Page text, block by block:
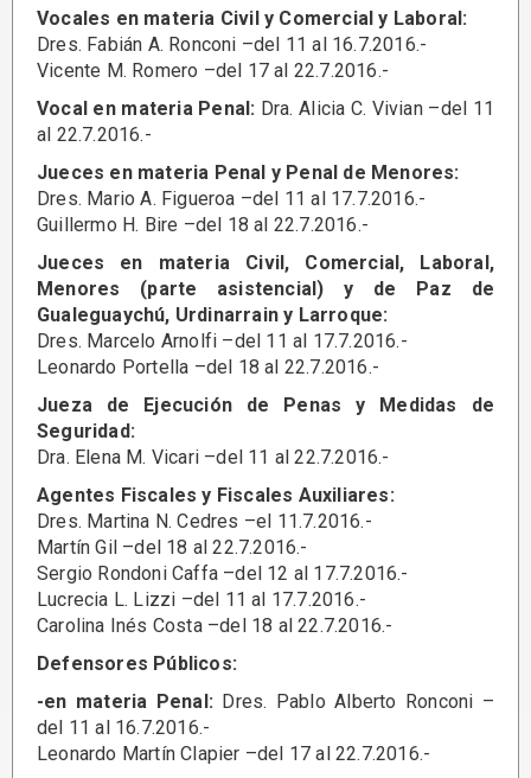
Vocales en materia Civil y Comercial y Laboral:
Dres. Fabián A. Ronconi –del 11 al 16.7.2016.-
Vicente M. Romero –del 17 al 22.7.2016.-
Vocal en materia Penal: Dra. Alicia C. Vivian –del 11
al 22.7.2016.-
Jueces en materia Penal y Penal de Menores:
Dres. Mario A. Figueroa –del 11 al 17.7.2016.-
Guillermo H. Bire –del 18 al 22.7.2016.-
Jueces en materia Civil, Comercial, Laboral,
Menores (parte asistencial) y de Paz de
Gualeguaychú, Urdinarrain y Larroque:
Dres. Marcelo Arnolfi –del 11 al 17.7.2016.-
Leonardo Portella –del 18 al 22.7.2016.-
Jueza de Ejecución de Penas y Medidas de
Seguridad:
Dra. Elena M. Vicari –del 11 al 22.7.2016.-
Agentes Fiscales y Fiscales Auxiliares:
Dres. Martina N. Cedres –el 11.7.2016.-
Martín Gil –del 18 al 22.7.2016.-
Sergio Rondoni Caffa –del 12 al 17.7.2016.-
Lucrecia L. Lizzi –del 11 al 17.7.2016.-
Carolina Inés Costa –del 18 al 22.7.2016.-
Defensores Públicos:
-en materia Penal: Dres. Pablo Alberto Ronconi –
del 11 al 16.7.2016.-
Leonardo Martín Clapier –del 17 al 22.7.2016.-